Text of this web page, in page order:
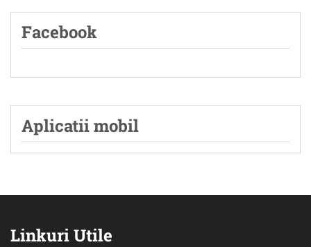
Facebook
Aplicatii mobil
Linkuri Utile